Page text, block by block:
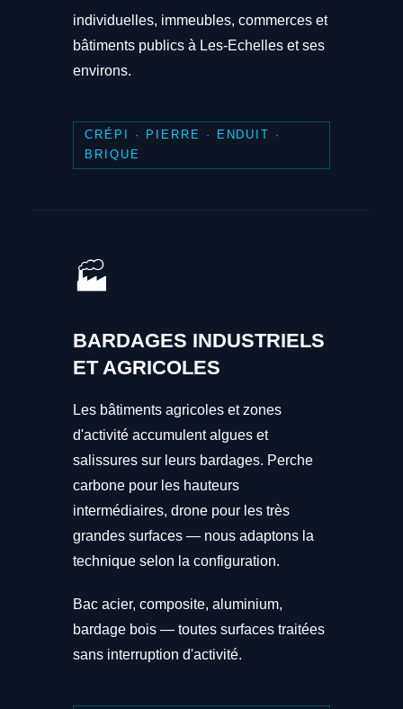
individuelles, immeubles, commerces et
bâtiments publics à Les-Echelles et ses
environs.
CRÉPI · PIERRE · ENDUIT ·
BRIQUE
🏭
BARDAGES INDUSTRIELS
ET AGRICOLES
Les bâtiments agricoles et zones
d'activité accumulent algues et
salissures sur leurs bardages. Perche
carbone pour les hauteurs
intermédiaires, drone pour les très
grandes surfaces — nous adaptons la
technique selon la configuration.
Bac acier, composite, aluminium,
bardage bois — toutes surfaces traitées
sans interruption d'activité.